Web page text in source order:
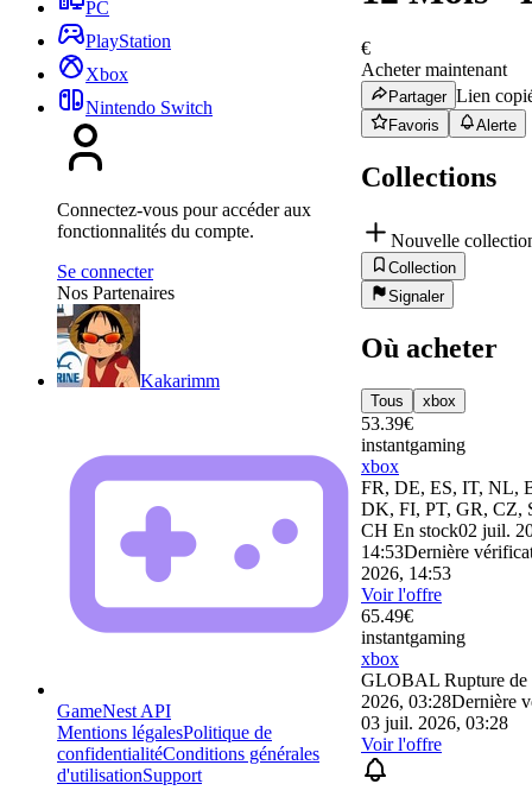
PC
PlayStation
Xbox
Nintendo Switch
Connectez-vous pour accéder aux
fonctionnalités du compte.
Se connecter
Nos Partenaires
Kakarimm
GameNest API
Mentions légalesPolitique de
confidentialitéConditions générales
d'utilisationSupport
€
Acheter maintenant
Partager Lien
Favoris Alerte
Collections
Nouvelle
Collection
Signaler
Où acheter
Tous xbox
53.39€
instantgaming
xbox
FR, DE, ES, IT, NL,
DK, FI, PT, GR, CZ,
CH En stock02 juil.
14:53Dernière
2026, 14:53
Voir l'offre
65.49€
instantgaming
xbox
GLOBAL Rupture de
2026, 03:28Dernière
03 juil. 2026, 03:28
Voir l'offre